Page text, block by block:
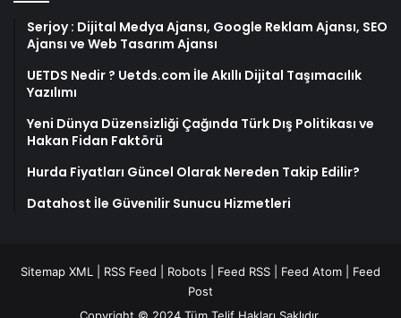
Serjoy : Dijital Medya Ajansı, Google Reklam Ajansı, SEO
Ajansı ve Web Tasarım Ajansı
UETDS Nedir ? Uetds.com İle Akıllı Dijital Taşımacılık
Yazılımı
Yeni Dünya Düzensizliği Çağında Türk Dış Politikası ve
Hakan Fidan Faktörü
Hurda Fiyatları Güncel Olarak Nereden Takip Edilir?
Datahost İle Güvenilir Sunucu Hizmetleri
Sitemap XML RSS Feed Robots Feed RSS Feed Atom
Feed
Post
Copyright © 2024 Tüm Telif Hakları Saklıdır.